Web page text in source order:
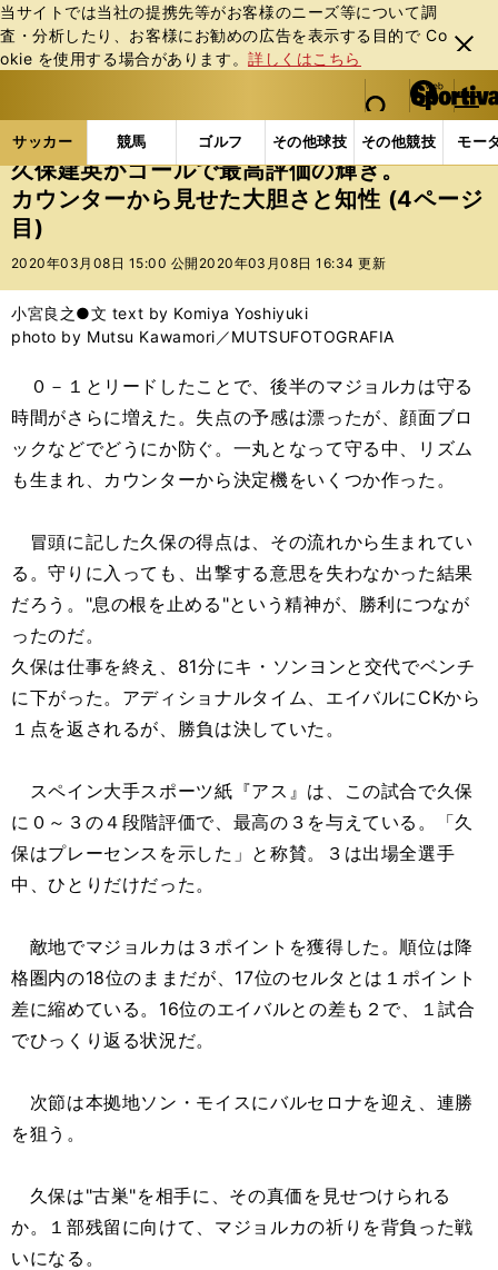
当サイトでは当社の提携先等がお客様のニーズ等について調
査・分析したり、お客様にお勧めの広告を表⽰する⽬的で Co
okie を使⽤する場合があります。詳しくはこちら
閉じ
る
web Sportiva (webスポルティーバ)
検索
マイペ
ー
ジ
メニュ
サッカー 競馬 ゴルフ その他球技 その他競技 モー
ス
ポ
ル
テ
ー
バ
サッカーの記事一覧 海外サッカー 海外サッカー
久保建英がゴールで最高評価の輝き。
カウンターから見せた大胆さと知性 (4ページ
目)
2020年03月08日 15:00 公開 2020年03月08日 16:34 更新
小宮良之●文 text by Komiya Yoshiyuki
photo by Mutsu Kawamori／MUTSUFOTOGRAFIA
０－１とリードしたことで、後半のマジョルカは守る
時間がさらに増えた。失点の予感は漂ったが、顔面ブロ
ックなどでどうにか防ぐ。一丸となって守る中、リズム
も生まれ、カウンターから決定機をいくつか作った。
冒頭に記した久保の得点は、その流れから生まれてい
る。守りに入っても、出撃する意思を失わなかった結果
だろう。"息の根を止める"という精神が、勝利につなが
ったのだ。
久保は仕事を終え、81分にキ・ソンヨンと交代でベンチ
に下がった。アディショナルタイム、エイバルにCKから
１点を返されるが、勝負は決していた。
スペイン大手スポーツ紙『アス』は、この試合で久保
に０～３の４段階評価で、最高の３を与えている。「久
保はプレーセンスを示した」と称賛。３は出場全選手
中、ひとりだけだった。
敵地でマジョルカは３ポイントを獲得した。順位は降
格圏内の18位のままだが、17位のセルタとは１ポイント
差に縮めている。16位のエイバルとの差も２で、１試合
でひっくり返る状況だ。
次節は本拠地ソン・モイスにバルセロナを迎え、連勝
を狙う。
久保は"古巣"を相手に、その真価を見せつけられる
か。１部残留に向けて、マジョルカの祈りを背負った戦
いになる。